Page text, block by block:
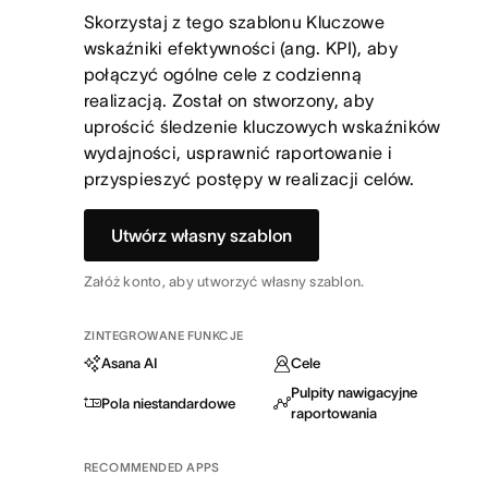
Skorzystaj z tego szablonu Kluczowe
wskaźniki efektywności (ang. KPI), aby
połączyć ogólne cele z codzienną
realizacją. Został on stworzony, aby
uprościć śledzenie kluczowych wskaźników
wydajności, usprawnić raportowanie i
przyspieszyć postępy w realizacji celów.
Utwórz własny szablon
Załóż konto, aby utworzyć własny szablon.
ZINTEGROWANE FUNKCJE
Asana AI Cele
Pola niestandardowe
Pulpity nawigacyjne
raportowania
RECOMMENDED APPS